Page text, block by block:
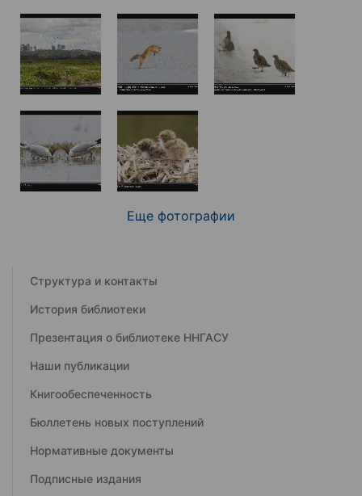
Еще фотографии
Структура и контакты
История библиотеки
Презентация о библиотеке ННГАСУ
Наши публикации
Книгообеспеченность
Бюллетень новых поступлений
Нормативные документы
Подписные издания